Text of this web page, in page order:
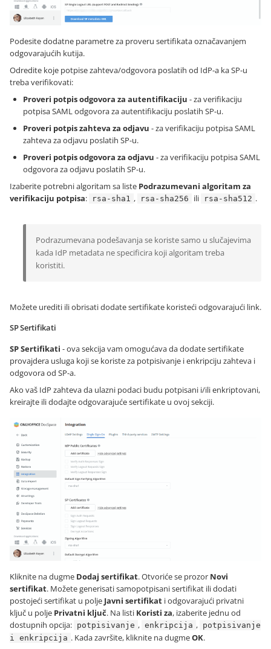
Podesite dodatne parametre za proveru sertifikata označavanjem
odgovarajućih kutija.
Odredite koje potpise zahteva/odgovora poslatih od IdP-a ka SP-u
treba verifikovati:
Proveri potpis odgovora za autentifikaciju - za verifikaciju
potpisa SAML odgovora za autentifikaciju poslatih SP-u.
Proveri potpis zahteva za odjavu - za verifikaciju potpisa SAML
zahteva za odjavu poslatih SP-u.
Proveri potpis odgovora za odjavu - za verifikaciju potpisa SAML
odgovora za odjavu poslatih SP-u.
Izaberite potrebni algoritam sa liste Podrazumevani algoritam za
verifikaciju potpisa: rsa-sha1 , rsa-sha256 ili rsa-sha512 .
Podrazumevana podešavanja se koriste samo u slučajevima
kada IdP metadata ne specificira koji algoritam treba
koristiti.
Možete urediti ili obrisati dodate sertifikate koristeći odgovarajući link.
SP Sertifikati
SP Sertifikati - ova sekcija vam omogućava da dodate sertifikate
provajdera usluga koji se koriste za potpisivanje i enkripciju zahteva i
odgovora od SP-a.
Ako vaš IdP zahteva da ulazni podaci budu potpisani i/ili enkriptovani,
kreirajte ili dodajte odgovarajuće sertifikate u ovoj sekciji.
Kliknite na dugme Dodaj sertifikat. Otvoriće se prozor Novi
sertifikat. Možete generisati samopotpisani sertifikat ili dodati
postojeći sertifikat u polje Javni sertifikat i odgovarajući privatni
ključ u polje Privatni ključ. Na listi Koristi za, izaberite jednu od
dostupnih opcija: potpisivanje , enkripcija , potpisivanje
i enkripcija . Kada završite, kliknite na dugmeOK.